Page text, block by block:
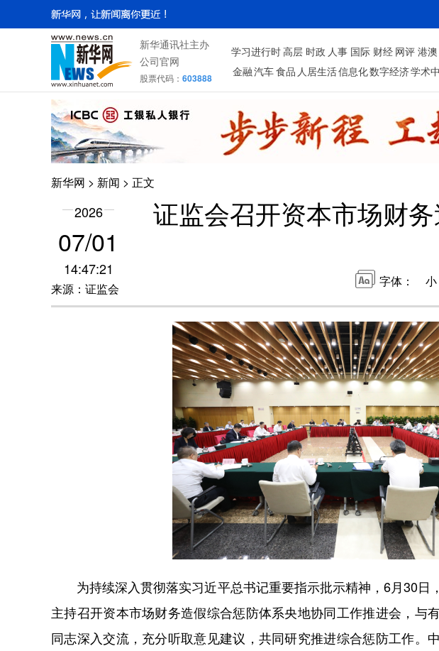
新华通讯社主办
公司官网
股票代码： 603888
学习进行时高层 时政 人事 国际 财经 网评 港澳
金融汽车食品 人居生活信息化数字经济学术
新华网 > 新闻 > 正文
2026
07/01
14:47:21
来源：证监会
证监会召开资本市场财
字体： 小
为持续深入贯彻落实习近平总书记重要指示批示精神，6月30日
主持召开资本市场财务造假综合惩防体系央地协同工作推进会，与
同志深入交流，充分听取意见建议，共同研究推进综合惩防工作。